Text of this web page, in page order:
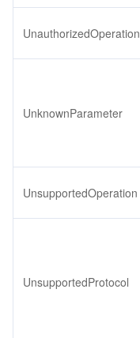
UnauthorizedOperation
UnknownParameter
UnsupportedOperation
UnsupportedProtocol